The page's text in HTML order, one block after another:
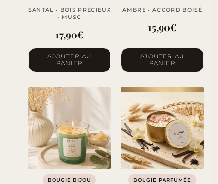
SANTAL • BOIS PRÉCIEUX
• MUSC
17,90€
AJOUTER AU
PANIER
AMBRE • ACCORD BOISÉ
15,90€
AJOUTER AU
PANIER
BOUGIE BIJOU BOUGIE PARFUMÉE